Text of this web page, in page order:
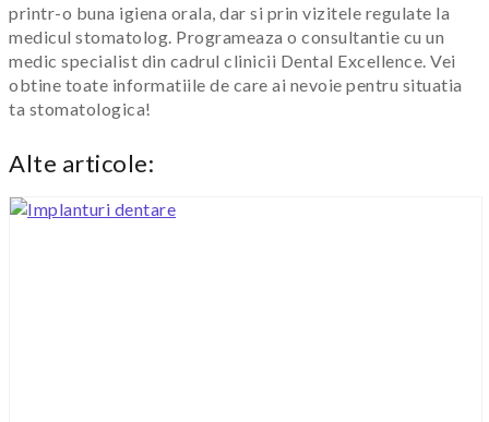
printr-o buna igiena orala, dar si prin vizitele regulate la
medicul stomatolog. Programeaza o consultantie cu un
medic specialist din cadrul clinicii Dental Excellence. Vei
obtine toate informatiile de care ai nevoie pentru situatia
ta stomatologica!
Alte articole: